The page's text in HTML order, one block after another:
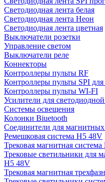
Светодиодная лента белая
Светодиодная лента Неон
Светодиодная лента цветная
Выключатели розетки
Управление светом
Выключатели реле
Коннекторы
Контроллеры пульты RF
Контроллеры пульты SPI
Контроллеры пульты WI-FI
Усилители для
Системы освещения
Колонки Biuetooth
Соединители для
Ремешковая система H5 48V
Трековая магнитная
Трековые светильники для
H5 48V
Трековая магнитная